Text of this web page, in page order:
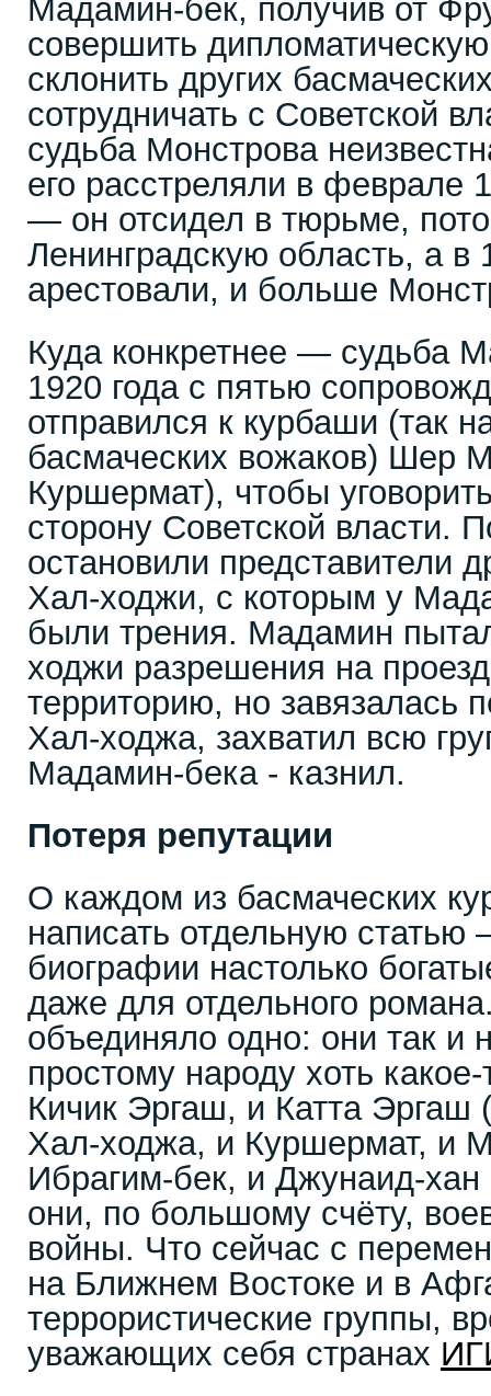
Мадамин-бек, получив от
совершить
склонить других
сотрудничать с Советской
судьба Монстрова
его расстреляли в феврале
— он отсидел в тюрьме,
Ленинградскую область, а в
арестовали, и больше
Куда конкретнее — судьба
1920 года с пятью
отправился к курбаши (так
басмаческих вожаков) Шер
Куршермат), чтобы
сторону Советской власти.
остановили представители
Хал-ходжи, с которым у
были трения. Мадамин
ходжи разрешения на проезд
территорию, но завязалась
Хал-ходжа, захватил всю
Мадамин-бека - казнил.
Потеря репутации
О каждом из басмаческих
написать отдельную
биографии настолько
даже для отдельного
объединяло одно: они так и
простому народу хоть
Кичик Эргаш, и Катта
Хал-ходжа, и Куршермат, и
Ибрагим-бек, и Джунаид-
они, по большому счёту,
войны. Что сейчас с
на Ближнем Востоке и в
террористические группы,
уважающих себя странах